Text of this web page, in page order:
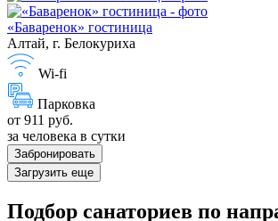
«Баваренок» гостиница
Алтай, г. Белокуриха
Wi-fi
Парковка
от 911 руб.
за человека в сутки
Забронировать
Загрузить еще
Подбор санаториев по